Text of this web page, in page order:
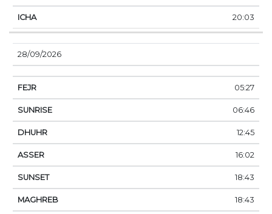
20:03
28/09/2026
05:27
06:46
12:45
16:02
18:43
18:43